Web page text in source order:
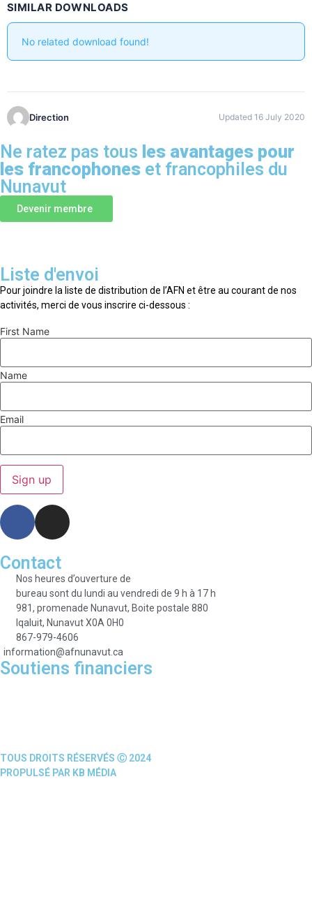
SIMILAR DOWNLOADS
No related download found!
Direction Updated 16 July 2020
Ne ratez pas tous les avantages pour
les francophones et francophiles du
Nunavut
Devenir membre
Liste d'envoi
Pour joindre la liste de distribution de l’AFN et être au courant de nos
activités, merci de vous inscrire ci-dessous :
First Name
Name
Email
Contact
Nos heures d’ouverture de
bureau sont du lundi au vendredi de 9 h à 17 h
981, promenade Nunavut, Boite postale 880
Iqaluit, Nunavut X0A 0H0
867-979-4606
information@afnunavut.ca
Soutiens financiers
TOUS DROITS RÉSERVÉS Ⓒ 2024
PROPULSÉ PAR KB MÉDIA